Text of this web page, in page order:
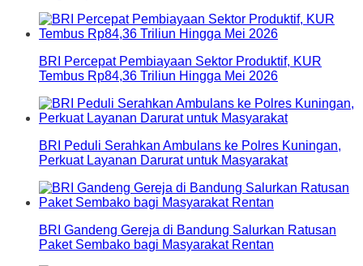
BRI Percepat Pembiayaan Sektor Produktif, KUR
Tembus Rp84,36 Triliun Hingga Mei 2026
BRI Peduli Serahkan Ambulans ke Polres Kuningan,
Perkuat Layanan Darurat untuk Masyarakat
BRI Gandeng Gereja di Bandung Salurkan Ratusan
Paket Sembako bagi Masyarakat Rentan